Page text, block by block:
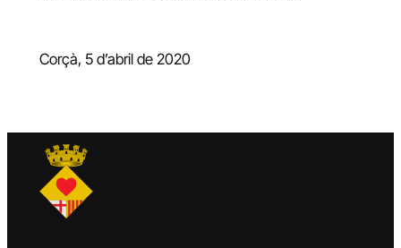
Corçà, 5 d’abril de 2020